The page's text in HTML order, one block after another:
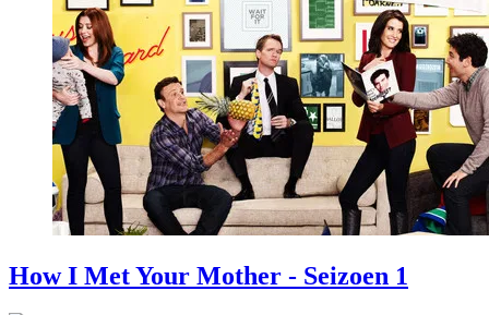
How I Met Your Mother - Seizoen 1